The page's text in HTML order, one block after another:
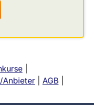
Anbieter AGB